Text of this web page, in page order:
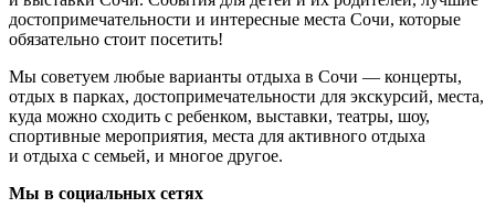
достопримечательности и интересные места Сочи, которые
обязательно стоит посетить!
Мы советуем любые варианты отдыха в Сочи — концерты,
отдых в парках, достопримечательности для экскурсий, места,
куда можно сходить с ребенком, выставки, театры, шоу,
спортивные мероприятия, места для активного отдыха
и отдыха с семьей, и многое другое.
Мы в социальных сетях